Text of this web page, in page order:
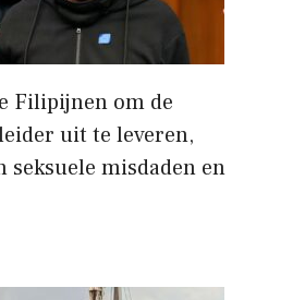
Filipijnen om de
uit te leveren,
seksuele misdaden en